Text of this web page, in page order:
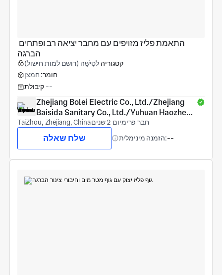
הברגה
קטגוריה לְטִישָׁה (רושם למות חישול)
חומר: חמצן
קיבולת --
Zhejiang Bolei Electric Co., Ltd./Zhejiang
Baisida Sanitary Co., Ltd./Yuhuan Haozheng
COPPER Products Co., Ltd.
TaiZhou, Zhejiang, China חבר פרימיום 2 שנים
שלח שאלה הזמנה מינימלית:--